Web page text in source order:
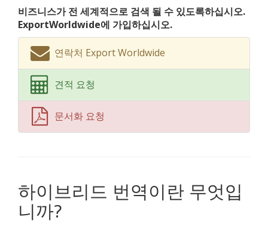
비즈니스가 전 세계적으로 검색 될 수 있도록하십시오.
ExportWorldwide에 가입하십시오.
연락처 Export Worldwide
견적 요청
문서화 요청
하이브리드 번역이란 무엇입
니까?